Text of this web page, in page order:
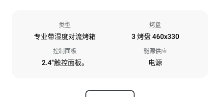
类型
专业带湿度对流烤箱
烤盘
3 烤盘 460x330
控制面板
2.4"触控面板。
能源供应
电源